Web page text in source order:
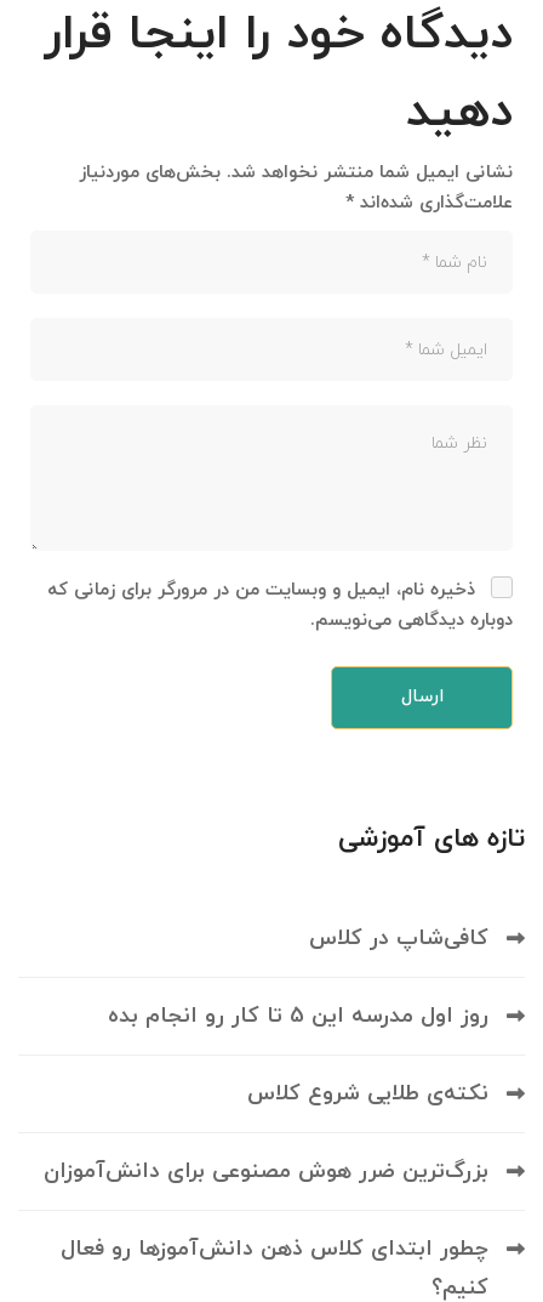
دیدگاه خود را اینجا قرار
دهید
نشانی ایمیل شما منتشر نخواهد شد. بخش‌های موردنیاز
علامت‌گذاری شده‌اند *
ذخیره نام، ایمیل و وبسایت من در مرورگر برای زمانی که
دوباره دیدگاهی می‌نویسم.
تازه های آموزشی
کافی‌شاپ در کلاس
روز اول مدرسه این 5 تا کار رو انجام بده
نکته‌ی طلایی شروع کلاس
بزرگ‌ترین ضرر هوش مصنوعی برای دانش‌آموزان
چطور ابتدای کلاس ذهن دانش‌آموزها رو فعال
کنیم؟